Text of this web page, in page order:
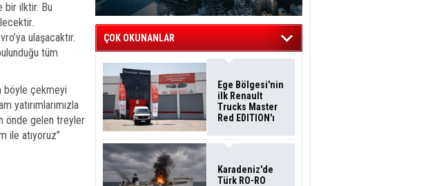
bir ilktir. Bu
ulaşacaktır.
tüm
böyle çekmeyi
yatırımlarımızla
önde gelen treyler
ile atıyoruz”
ÇOK OKUNANLAR
Ege Bölgesi'nin
ilk Renault
Trucks Master
Red EDITION'ı
Filosuna Katıldı
Karadeniz'de
Türk RO-RO